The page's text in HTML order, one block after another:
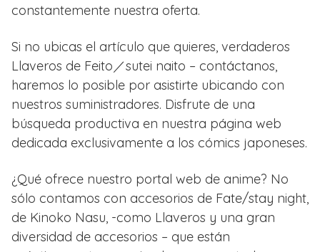
constantemente nuestra oferta.
Si no ubicas el artículo que quieres, verdaderos
Llaveros de Feito／sutei naito – contáctanos,
haremos lo posible por asistirte ubicando con
nuestros suministradores. Disfrute de una
búsqueda productiva en nuestra página web
dedicada exclusivamente a los cómics japoneses.
¿Qué ofrece nuestro portal web de anime? No
sólo contamos con accesorios de Fate/stay night,
de Kinoko Nasu, -como Llaveros y una gran
diversidad de accesorios – que están